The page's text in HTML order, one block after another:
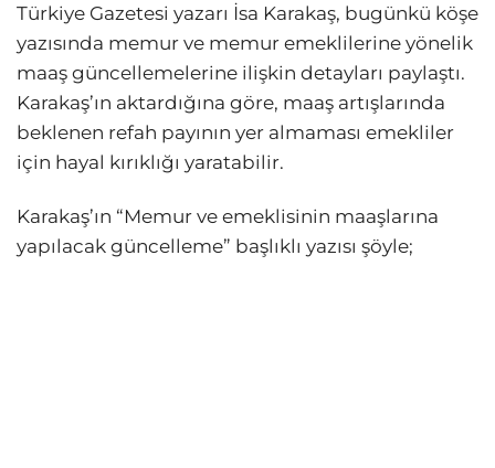
Türkiye Gazetesi yazarı İsa Karakaş, bugünkü köşe
yazısında memur ve memur emeklilerine yönelik
maaş güncellemelerine ilişkin detayları paylaştı.
Karakaş’ın aktardığına göre, maaş artışlarında
beklenen refah payının yer almaması emekliler
için hayal kırıklığı yaratabilir.
Karakaş’ın “Memur ve emeklisinin maaşlarına
yapılacak güncelleme” başlıklı yazısı şöyle;